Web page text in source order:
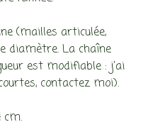
(mailles articulée,
diamètre. La chaîne
est modifiable : j’ai
contactez moi).
cm.